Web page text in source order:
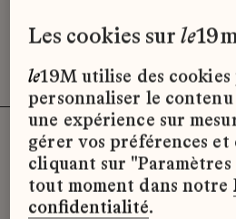
Désolé, il semble
d’offres d’emploi
moment.
les cookies surle
le19M utilise des cookies
personnaliser le
une expérience sur
gérer vos préférences et
cliquant sur "Paramètres
tout moment dans notre
confidentialité.